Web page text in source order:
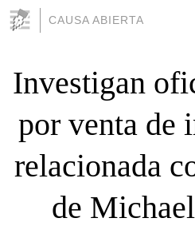
CAUSA ABIERTA
Investigan
por venta de
relacionada
de